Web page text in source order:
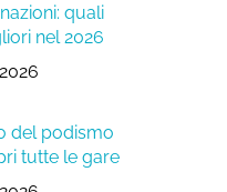
quali
nel 2026
del podismo
tutte le gare